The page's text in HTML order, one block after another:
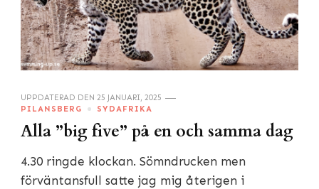
UPPDATERAD DEN 25 JANUARI, 2025
PILANSBERG
SYDAFRIKA
Alla ”big five” på en och samma dag
4.30 ringde klockan. Sömndrucken men
förväntansfull satte jag mig återigen i